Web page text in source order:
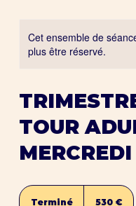
Cet ensemble de
plus être réservé.
TOUR
MERCREDI
Terminé 530 €